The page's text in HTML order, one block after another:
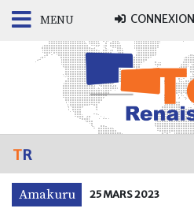
MENU CONNEXION
TR
Amakuru 25 MARS 2023